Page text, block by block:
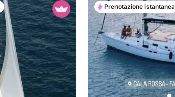
Prenotazione istantanea